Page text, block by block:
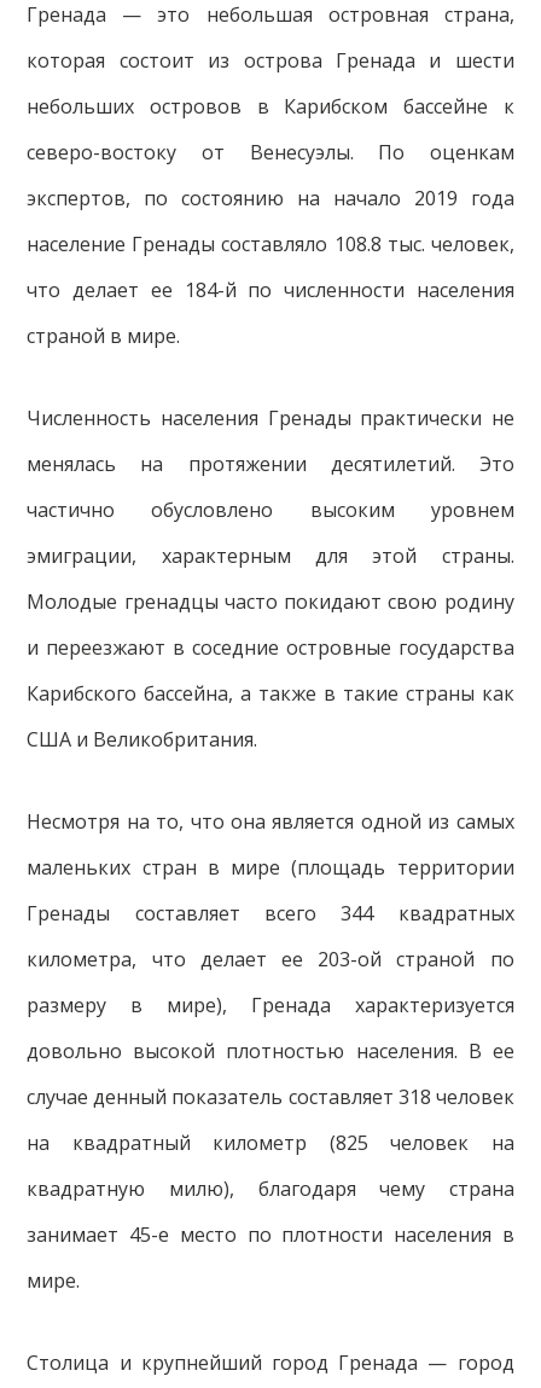
Гренада — это небольшая островная страна,
которая состоит из острова Гренада и шести
небольших островов в Карибском бассейне к
северо-востоку от Венесуэлы. По оценкам
экспертов, по состоянию на начало 2019 года
население Гренады составляло 108.8 тыс. человек,
что делает ее 184-й по численности населения
страной в мире.
Численность населения Гренады практически не
менялась на протяжении десятилетий. Это
частично обусловлено высоким уровнем
эмиграции, характерным для этой страны.
Молодые гренадцы часто покидают свою родину
и переезжают в соседние островные государства
Карибского бассейна, а также в такие страны как
США и Великобритания.
Несмотря на то, что она является одной из самых
маленьких стран в мире (площадь территории
Гренады составляет всего 344 квадратных
километра, что делает ее 203-ой страной по
размеру в мире), Гренада характеризуется
довольно высокой плотностью населения. В ее
случае денный показатель составляет 318 человек
на квадратный километр (825 человек на
квадратную милю), благодаря чему страна
занимает 45-е место по плотности населения в
мире.
Столица и крупнейший город Гренада — город